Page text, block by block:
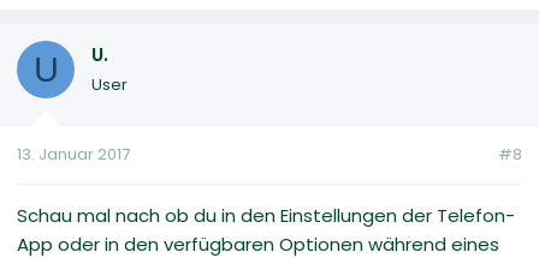
U U.
User
13. Januar 2017 #8
Schau mal nach ob du in den Einstellungen der Telefon-
App oder in den verfügbaren Optionen während eines